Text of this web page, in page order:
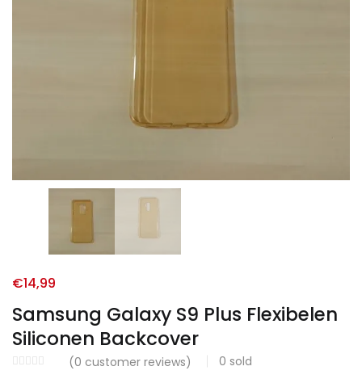
Samsung Galaxy S9 Plus Flexibelen
Siliconen Backcover
(0 customer reviews) 0 sold
€14,99